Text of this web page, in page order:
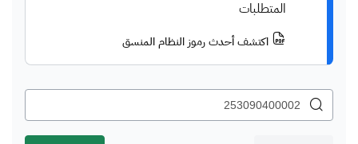
المتطلبات
اكتشف أحدث رموز النظام المنسق